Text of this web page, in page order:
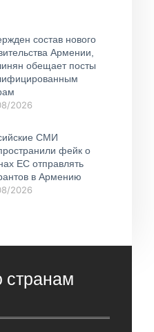
состав нового
Армении,
обещает посты
2026
СМИ
фейк о
ЕС отправлять
в Армению
2026
странам